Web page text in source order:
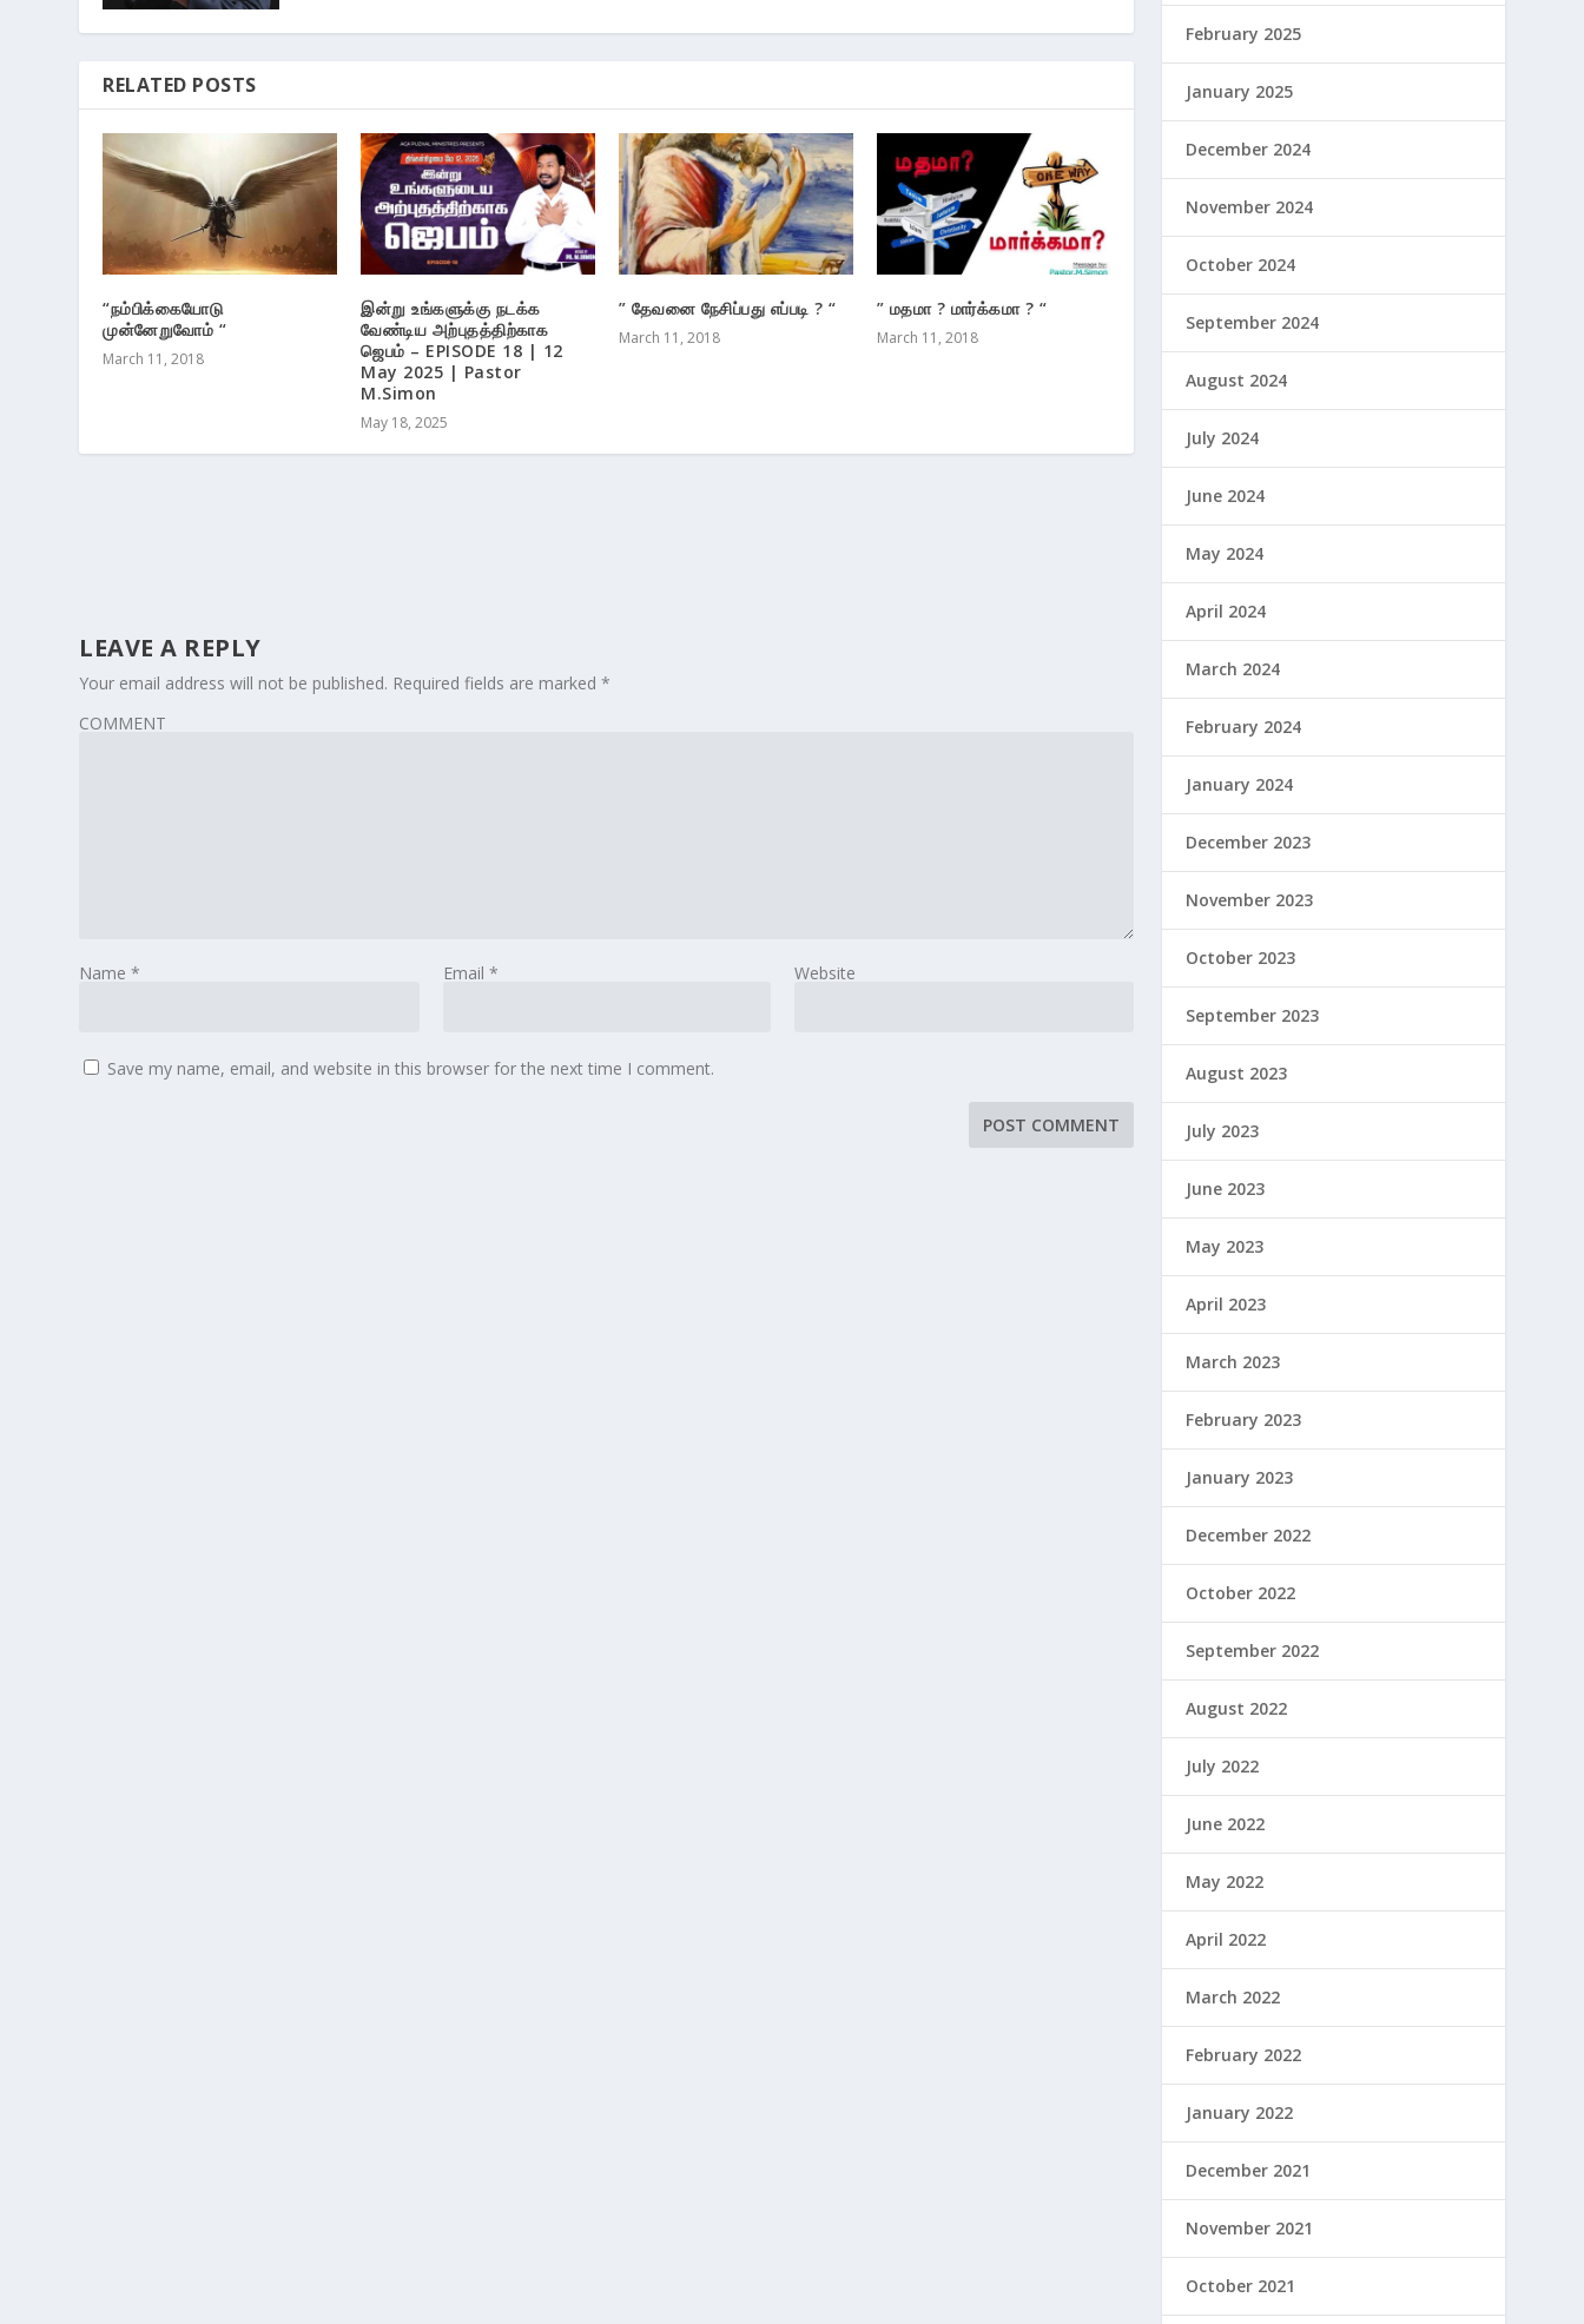
RELATED POSTS
“நம்பிக்கையோடு
முன்னேறுவோம் “
March 11, 2018
இன்று உங்களுக்கு நடக்க
வேண்டிய அற்புதத்திற்காக
ஜெபம் – EPISODE 18 | 12
May 2025 | Pastor
M.Simon
May 18, 2025
” தேவனை நேசிப்பது எப்படி ? “
March 11, 2018
” மதமா ? மார்க்கமா ? “
March 11, 2018
LEAVE A REPLY
Your email address will not be published. Required fields are marked*
COMMENT
Name* Email * Website
Save my name, email, and website in this browser for the next time I comment.
February 2025
January 2025
December 2024
November 2024
October 2024
September 2024
August 2024
July 2024
June 2024
May 2024
April 2024
March 2024
February 2024
January 2024
December 2023
November 2023
October 2023
September 2023
August 2023
July 2023
June 2023
May 2023
April 2023
March 2023
February 2023
January 2023
December 2022
October 2022
September 2022
August 2022
July 2022
June 2022
May 2022
April 2022
March 2022
February 2022
January 2022
December 2021
November 2021
October 2021